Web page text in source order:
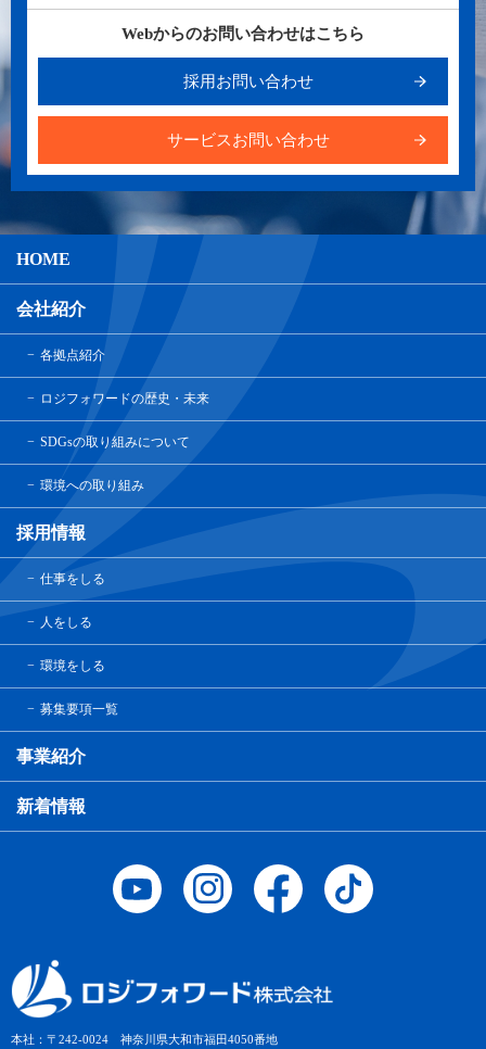
Webからのお問い合わせはこちら
採用お問い合わせ
サービスお問い合わせ
本社：〒242-0024 神奈川県大和市福田4050番地
HOME
会社紹介
各拠点紹介
ロジフォワードの歴史・未来
SDGsの取り組みについて
環境への取り組み
採用情報
仕事をしる
人をしる
環境をしる
募集要項一覧
事業紹介
新着情報